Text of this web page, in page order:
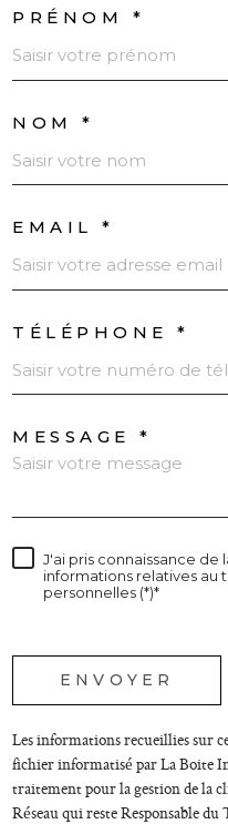
PRÉNOM *
NOM *
EMAIL *
TÉLÉPHONE *
MESSAGE *
J'ai pris connaissance
informations relatives au
personnelles (*)*
ENVOYER
Les informations recueillies sur
fichier informatisé par La Boite
traitement pour la gestion de la
Réseau qui reste Responsable